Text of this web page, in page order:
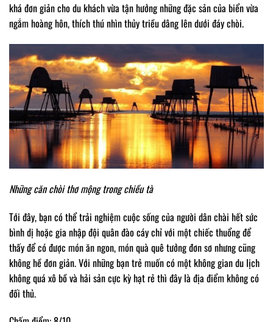
khá đơn giản cho du khách vừa tận hưởng những đặc sản của biển vừa
ngắm hoàng hôn, thích thú nhìn thủy triều dâng lên dưới đáy chòi.
Những căn chòi thơ mộng trong chiều tà
Tới đây, bạn có thể trải nghiệm cuộc sống của người dân chài hết sức
bình dị hoặc gia nhập đội quân đào cáy chỉ với một chiếc thuổng để
thấy để có được món ăn ngon, món quà quê tưởng đơn sơ nhưng cũng
không hề đơn giản. Với những bạn trẻ muốn có một không gian du lịch
không quá xô bồ và hải sản cực kỳ hạt rẻ thì đây là địa điểm không có
đối thủ.